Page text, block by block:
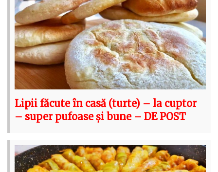
Lipii făcute în casă (turte) – la cuptor
– super pufoase și bune – DE POST